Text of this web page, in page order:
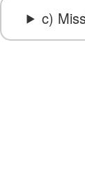
c)